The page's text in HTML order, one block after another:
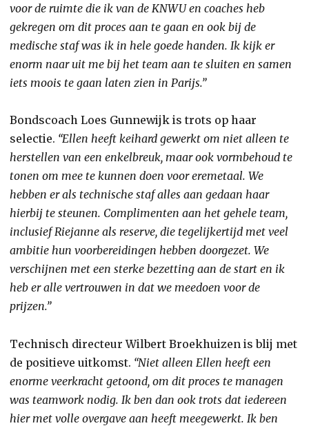
voor de ruimte die ik van de KNWU en coaches heb
gekregen om dit proces aan te gaan en ook bij de
medische staf was ik in hele goede handen. Ik kijk er
enorm naar uit me bij het team aan te sluiten en samen
iets moois te gaan laten zien in Parijs.”
Bondscoach Loes Gunnewijk is trots op haar
selectie. “Ellen heeft keihard gewerkt om niet alleen te
herstellen van een enkelbreuk, maar ook vormbehoud te
tonen om mee te kunnen doen voor eremetaal. We
hebben er als technische staf alles aan gedaan haar
hierbij te steunen. Complimenten aan het gehele team,
inclusief Riejanne als reserve, die tegelijkertijd met veel
ambitie hun voorbereidingen hebben doorgezet. We
verschijnen met een sterke bezetting aan de start en ik
heb er alle vertrouwen in dat we meedoen voor de
prijzen.”
Technisch directeur Wilbert Broekhuizen is blij met
de positieve uitkomst. “Niet alleen Ellen heeft een
enorme veerkracht getoond, om dit proces te managen
was teamwork nodig. Ik ben dan ook trots dat iedereen
hier met volle overgave aan heeft meegewerkt. Ik ben